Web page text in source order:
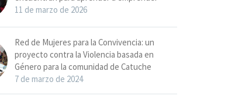
11 de marzo de 2026
Red de Mujeres para la Convivencia: un
proyecto contra la Violencia basada en
Género para la comunidad de Catuche
7 de marzo de 2024